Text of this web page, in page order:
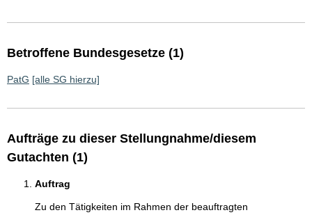
Betroffene Bundesgesetze (1)
PatG [alle SG hierzu]
Aufträge zu dieser Stellungnahme/diesem
Gutachten (1)
Auftrag
Zu den Tätigkeiten im Rahmen der beauftragten